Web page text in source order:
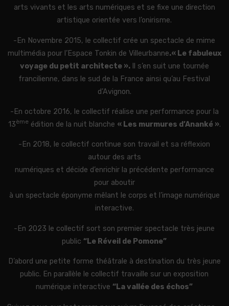
arts vivants et les arts numériques et se fixe une direction
artistique orientée vers l’onirisme.
-En Novembre 2015, le collectif crée un spectacle de mime
multimédia pour l’Espace Tonkin de Villeurbanne.« Le fabuleux
voyage du petit architecte ». Il s’en suit une tournée
francilienne, dans le sud de la France ainsi qu’au Festival
d’Avignon.
-En octobre 2016, le collectif réalise une performance pour la
13ème édition de la nuit blanche « Les murmures d’Ananké ».
-En 2018, le collectif continue son travail et sa réflexion
autour des arts
numériques et décide d’enrichir la précédente performance
pour aboutir
à un spectacle éponyme mêlant le corps et l’image numérique
interactive.
-En 2023 le collectif sort son premier spectacle très jeune
public“Le Réveil de Pomone”
D’abord une petite forme théâtrale à destination du très jeune
public. En parallèle le collectif travaille sur un exposition
numérique interactive“La vallée des échos”